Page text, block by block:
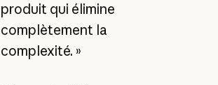
produit qui élimine
complètement la
complexité. »